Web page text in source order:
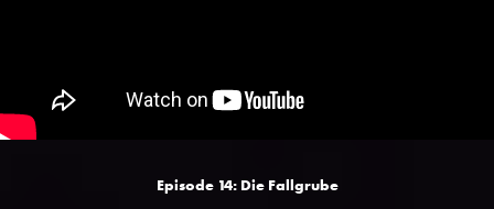
Episode 14: Die Fallgrube